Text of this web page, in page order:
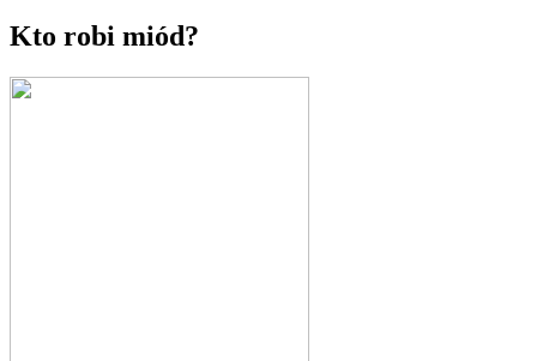
Kto robi miód?